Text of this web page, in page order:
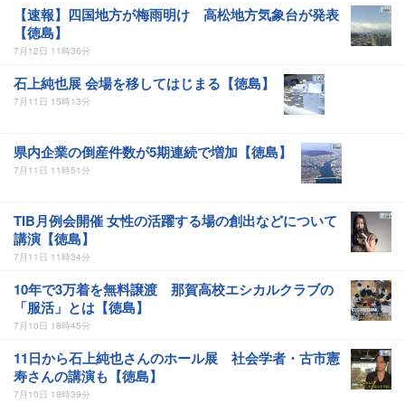
【速報】四国地方が梅雨明け 高松地方気象台が発表
【徳島】
7月12日 11時36分
石上純也展 会場を移してはじまる【徳島】
7月11日 15時13分
県内企業の倒産件数が5期連続で増加【徳島】
7月11日 11時51分
TIB月例会開催 女性の活躍する場の創出などについて
講演【徳島】
7月11日 11時34分
10年で3万着を無料譲渡 那賀高校エシカルクラブの
「服活」とは【徳島】
7月10日 18時45分
11日から石上純也さんのホール展 社会学者・古市憲
寿さんの講演も【徳島】
7月10日 18時39分